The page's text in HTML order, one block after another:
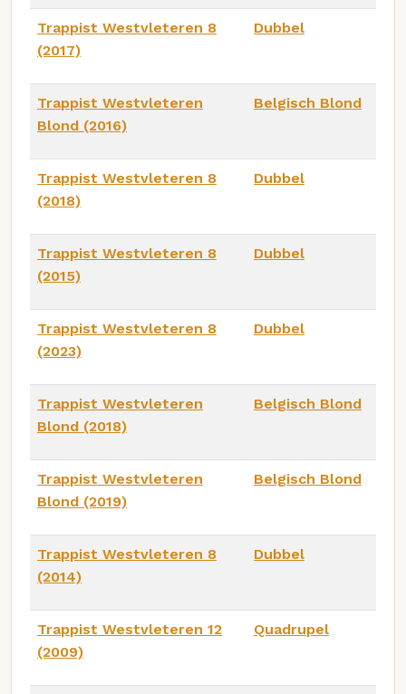
Trappist Westvleteren 8
(2017)
Dubbel
Trappist Westvleteren
Blond (2016)
Belgisch Blond
Trappist Westvleteren 8
(2018)
Dubbel
Trappist Westvleteren 8
(2015)
Dubbel
Trappist Westvleteren 8
(2023)
Dubbel
Trappist Westvleteren
Blond (2018)
Belgisch Blond
Trappist Westvleteren
Blond (2019)
Belgisch Blond
Trappist Westvleteren 8
(2014)
Dubbel
Trappist Westvleteren 12
(2009)
Quadrupel